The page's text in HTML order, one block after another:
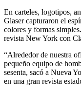
En carteles, logotipos,
Glaser capturaron el
colores y formas
revista New York con
“Alrededor de nuestra
pequeño equipo de
sesenta, sacó a Nueva
en una gran revista